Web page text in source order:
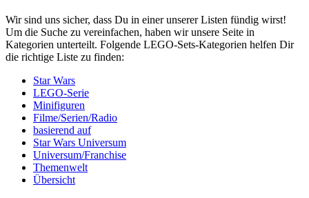
Wir sind uns sicher, dass Du in einer unserer Listen fündig wirst!
Um die Suche zu vereinfachen, haben wir unsere Seite in
Kategorien unterteilt. Folgende LEGO-Sets-Kategorien helfen Dir
die richtige Liste zu finden:
Star Wars
LEGO-Serie
Minifiguren
Filme/Serien/Radio
basierend auf
Star Wars Universum
Universum/Franchise
Themenwelt
Übersicht